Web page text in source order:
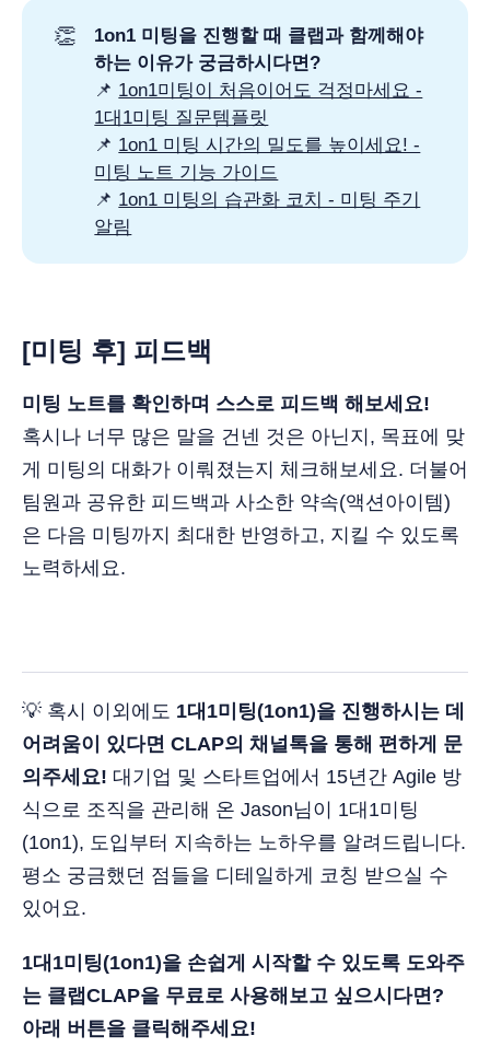
👏
1on1 미팅을 진행할 때 클랩과 함께해야
하는 이유가 궁금하시다면?
📌 1on1미팅이 처음이어도 걱정마세요 -
1대1미팅 질문템플릿
📌 1on1 미팅 시간의 밀도를 높이세요! -
미팅 노트 기능 가이드
📌 1on1 미팅의 습관화 코치 - 미팅 주기
알림
[미팅 후] 피드백
미팅 노트를 확인하며 스스로 피드백 해보세요!
혹시나 너무 많은 말을 건넨 것은 아닌지, 목표에 맞
게 미팅의 대화가 이뤄졌는지 체크해보세요. 더불어
팀원과 공유한 피드백과 사소한 약속(액션아이템)
은 다음 미팅까지 최대한 반영하고, 지킬 수 있도록
노력하세요.
💡 혹시 이외에도 1대1미팅(1on1)을 진행하시는 데
어려움이 있다면 CLAP의 채널톡을 통해 편하게 문
의주세요! 대기업 및 스타트업에서 15년간 Agile 방
식으로 조직을 관리해 온 Jason님이 1대1미팅
(1on1), 도입부터 지속하는 노하우를 알려드립니다.
평소 궁금했던 점들을 디테일하게 코칭 받으실 수
있어요.
1대1미팅(1on1)을 손쉽게 시작할 수 있도록 도와주
는 클랩CLAP을 무료로 사용해보고 싶으시다면?
아래 버튼을 클릭해주세요!